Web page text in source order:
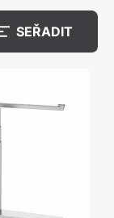
SEŘADIT